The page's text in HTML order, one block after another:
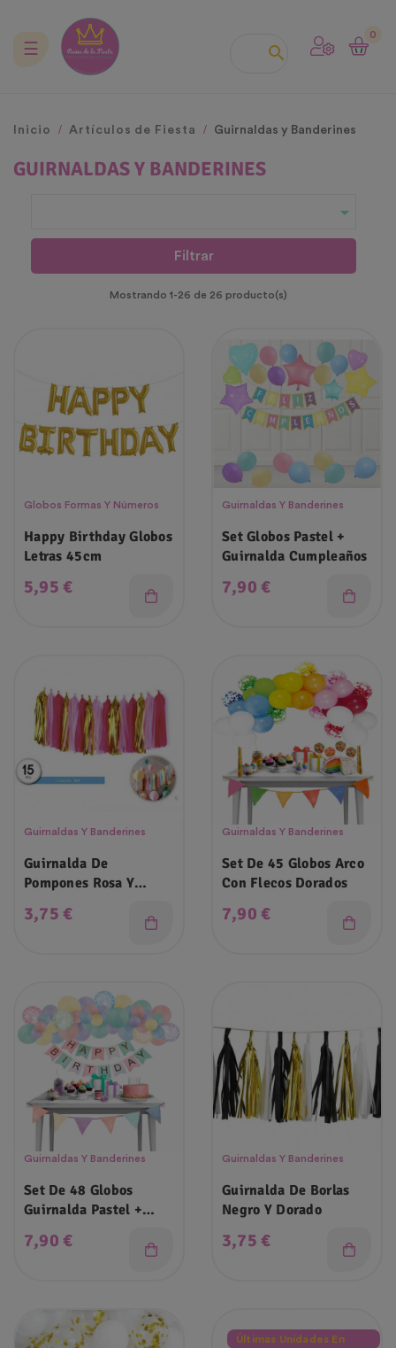

0
Navegación
☰
Inicio Artículos de Fiesta Guirnaldas y Banderines
GUIRNALDAS Y BANDERINES

Filtrar
Mostrando 1-26 de 26 producto(s)
Globos Formas Y Números
Happy Birthday Globos
Letras 45cm
Precio
5,95 €
Guirnaldas Y Banderines
Set Globos Pastel +
Guirnalda Cumpleaños
Precio
7,90 €
Guirnaldas Y Banderines
Guirnalda De
Pompones Rosa Y
Precio
3,75 €
Guirnaldas Y Banderines
Set De 45 Globos Arco
Con Flecos Dorados
Precio
7,90 €
Guirnaldas Y Banderines
Set De 48 Globos
Guirnalda Pastel +
Precio
7,90 €
Guirnaldas Y Banderines
Guirnalda De Borlas
Negro Y Dorado
Precio
3,75 €
Últimas Unidades En